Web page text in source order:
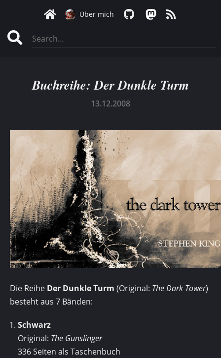
Über mich
Buchreihe: Der Dunkle Turm
13.12.2008
Die Reihe Der Dunkle Turm (Original: The Dark Tower)
besteht aus 7 Bänden:
Schwarz
Original: The Gunslinger
336 Seiten als Taschenbuch